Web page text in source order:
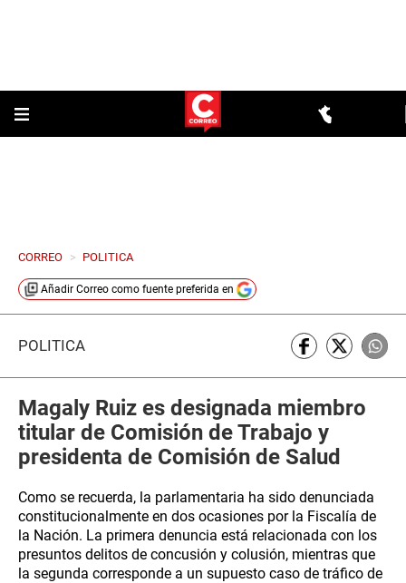
CORREO > POLITICA
Añadir Correo como fuente preferida en
POLÍTICA
Magaly Ruiz es designada miembro
titular de Comisión de Trabajo y
presidenta de Comisión de Salud
Como se recuerda, la parlamentaria ha sido denunciada
constitucionalmente en dos ocasiones por la Fiscalía de
la Nación. La primera denuncia está relacionada con los
presuntos delitos de concusión y colusión, mientras que
la segunda corresponde a un supuesto caso de tráfico de